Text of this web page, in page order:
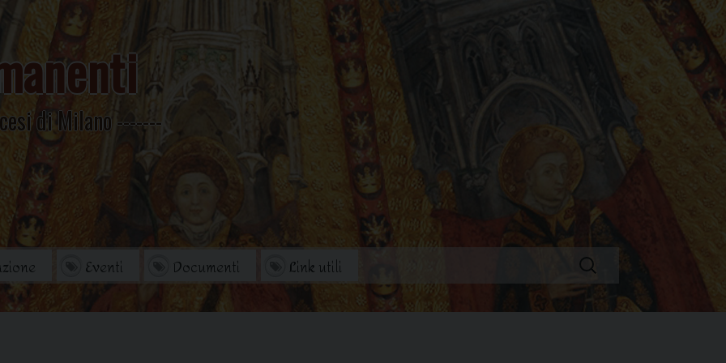
di Milano
Eventi
Documenti
Archivio Storico
Link utili
Ricerca
per: